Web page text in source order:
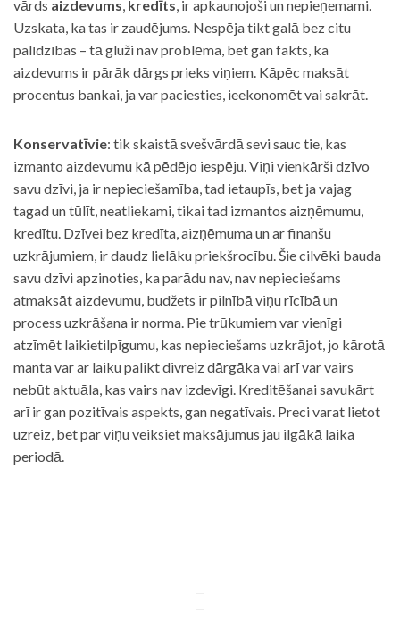
vārds aizdevums, kredīts, ir apkaunojoši un nepieņemami.
Uzskata, ka tas ir zaudējums. Nespēja tikt galā bez citu
palīdzības – tā gluži nav problēma, bet gan fakts, ka
aizdevums ir pārāk dārgs prieks viņiem. Kāpēc maksāt
procentus bankai, ja var paciesties, ieekonomēt vai sakrāt.
Konservatīvie: tik skaistā svešvārdā sevi sauc tie, kas
izmanto aizdevumu kā pēdējo iespēju. Viņi vienkārši dzīvo
savu dzīvi, ja ir nepieciešamība, tad ietaupīs, bet ja vajag
tagad un tūlīt, neatliekami, tikai tad izmantos aizņēmumu,
kredītu. Dzīvei bez kredīta, aizņēmuma un ar finanšu
uzkrājumiem, ir daudz lielāku priekšrocību. Šie cilvēki bauda
savu dzīvi apzinoties, ka parādu nav, nav nepieciešams
atmaksāt aizdevumu, budžets ir pilnībā viņu rīcībā un
process uzkrāšana ir norma. Pie trūkumiem var vienīgi
atzīmēt laikietilpīgumu, kas nepieciešams uzkrājot, jo kārotā
manta var ar laiku palikt divreiz dārgāka vai arī var vairs
nebūt aktuāla, kas vairs nav izdevīgi. Kreditēšanai savukārt
arī ir gan pozitīvais aspekts, gan negatīvais. Preci varat lietot
uzreiz, bet par viņu veiksiet maksājumus jau ilgākā laika
periodā.